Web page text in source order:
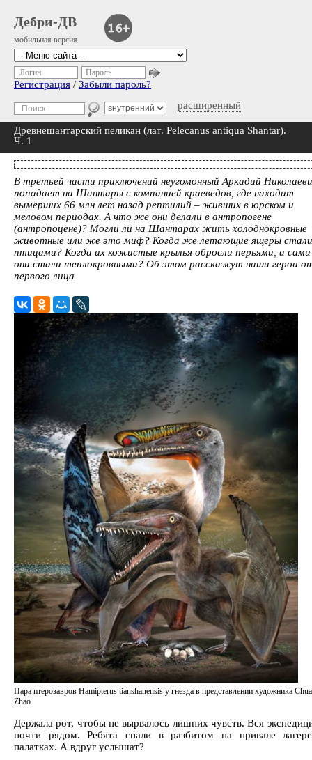
Дебри-ДВ
мобильная версия
расширенный
Логин Пароль
Регистрация / Забыли пароль?
Древнешантарский пеликан (лат. Pelecanus antiqua Shantar).
Ч. 1
В третьей части приключений неугомонный Аркадий
попадает на Шантары с компанией краеведов, где находит
вымерших 66 млн лет назад рептилий – живших в юрском и
меловом периодах. А что же они делали в антропогене
(антропоцене)? Могли ли на Шантарах жить холоднокровные
животные или же это миф? Когда же летающие ящеры стали
птицами? Когда их кожистые крылья обросли перьями, а сами
они стали теплокровными? Об этом расскажут наши герои
первого лица
Пара птерозавров Hamipterus tianshanensis у гнезда в представлении художника
Zhao
Держала рот, чтобы не вырвалось лишних чувств. Вся
почти рядом. Ребята спали в разбитом на привале
палатках. А вдруг услышат?